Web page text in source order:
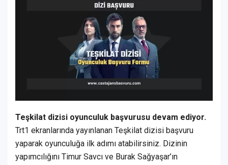
Teşkilat dizisi oyunculuk başvurusu devam ediyor.
Trt1 ekranlarında yayınlanan Teşkilat dizisi başvuru
yaparak oyunculuğa ilk adımı atabilirsiniz. Dizinin
yapımcılığını Timur Savcı ve Burak Sağyaşar’ın